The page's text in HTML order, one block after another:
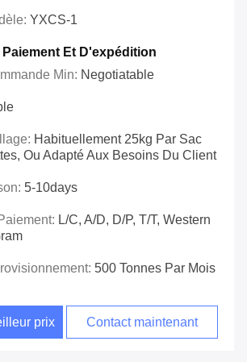
YXCS-1
Et D'expédition
Min: Negotiatable
Habituellement 25kg Par Sac
Ou Adapté Aux Besoins Du Client
5-10days
L/C, A/D, D/P, T/T, Western
500 Tonnes Par Mois
prix Contact maintenant